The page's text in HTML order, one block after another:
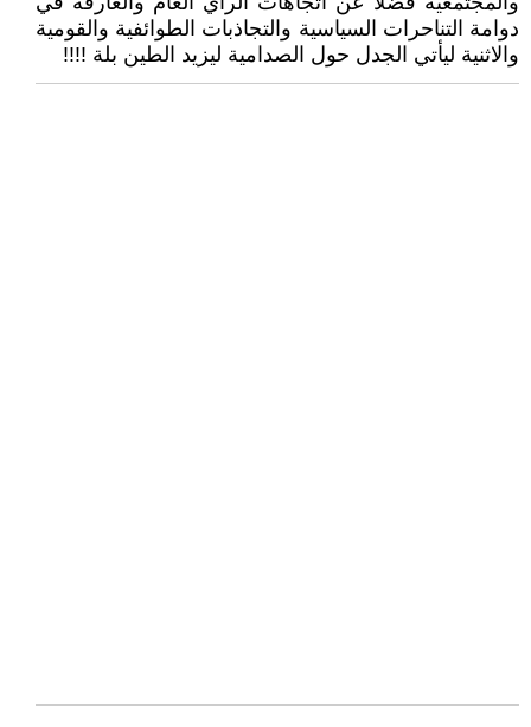
دوامة التناحرات السياسية والتجاذبات الطوائفية والقومية
والاثنية ليأتي الجدل حول الصدامية ليزيد الطين بلة !!!!